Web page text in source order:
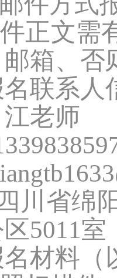
正文需
箱、否
名联系人
老师
川省绵
5011室
名材料